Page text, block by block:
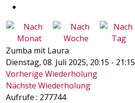
Zumba mit Laura
Dienstag, 08. Juli 2025, 20:15 - 21:15
Vorherige Wiederholung
Nächste Wiederholung
Aufrufe : 277744